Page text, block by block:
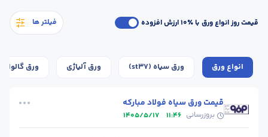
فیلتر ها قیمت روز انواع ورق با ٪۱۰ ارزش افزوده
انواع ورق ورق سیاه (st37) ورق آلیاژی ورق
قیمت ورق سیاه فولاد مبارکه
بروزرسانی 11:46
1405/5/17